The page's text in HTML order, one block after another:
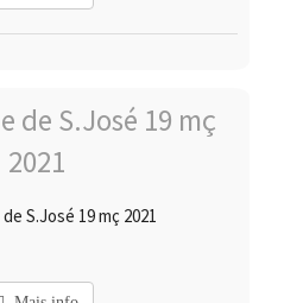
S.José 19 mç 2021